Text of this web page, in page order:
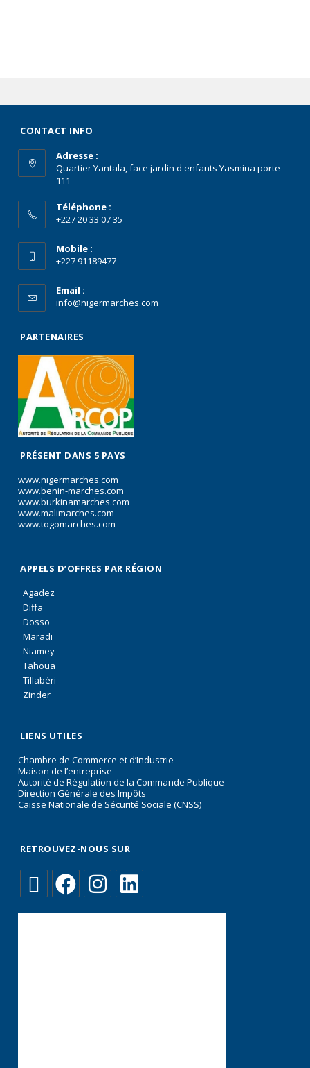
CONTACT INFO
Adresse :
Quartier Yantala, face jardin d'enfants Yasmina porte
111
Téléphone :
+227 20 33 07 35
Mobile :
+227 91189477
Email :
info@nigermarches.com
PARTENAIRES
PRÉSENT DANS 5 PAYS
www.nigermarches.com
www.benin-marches.com
www.burkinamarches.com
www.malimarches.com
www.togomarches.com
APPELS D’OFFRES PAR RÉGION
Agadez
Diffa
Dosso
Maradi
Niamey
Tahoua
Tillabéri
Zinder
LIENS UTILES
Chambre de Commerce et d’Industrie
Maison de l’entreprise
Autorité de Régulation de la Commande Publique
Direction Générale des Impôts
Caisse Nationale de Sécurité Sociale (CNSS)
RETROUVEZ-NOUS SUR